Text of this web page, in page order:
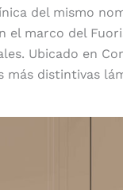
del mismo
el marco del
Ubicado en
más distintivas